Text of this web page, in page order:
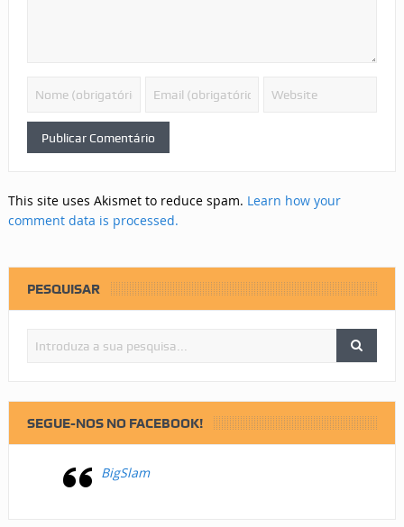
This site uses Akismet to reduce spam. Learn how your
comment data is processed.
PESQUISAR
SEGUE-NOS NO FACEBOOK!
BigSlam